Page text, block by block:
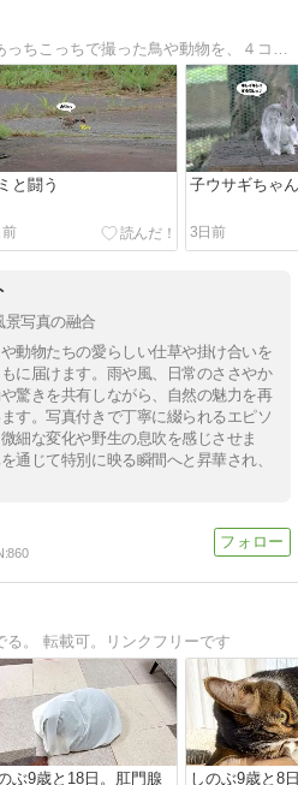
と闘う 子ウサギちゃ
3日前
景写真の融合
動物たちの愛らしい仕草や掛け合いを
に届けます。雨や風、日常のささやか
驚きを共有しながら、自然の魅力を再
す。写真付きで丁寧に綴られるエピソ
細な変化や野生の息吹を感じさせま
通じて特別に映る瞬間へと昇華され、
860
。 転載可。リンクフリーです
ぶ9歳と18日。肛門腺 しのぶ9歳と8